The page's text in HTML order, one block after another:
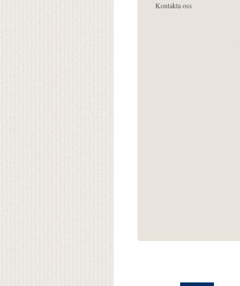
Kontakta oss